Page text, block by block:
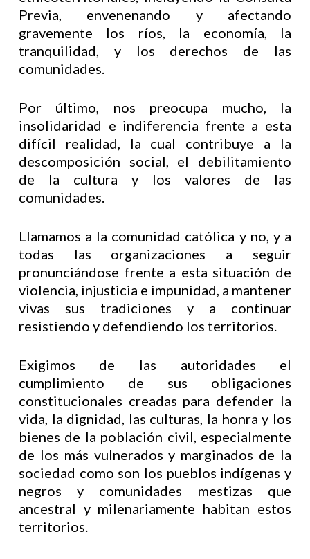
Previa, envenenando y afectando
gravemente los ríos, la economía, la
tranquilidad, y los derechos de las
comunidades.
Por último, nos preocupa mucho, la
insolidaridad e indiferencia frente a esta
difícil realidad, la cual contribuye a la
descomposición social, el debilitamiento
de la cultura y los valores de las
comunidades.
Llamamos a la comunidad católica y no, y a
todas las organizaciones a seguir
pronunciándose frente a esta situación de
violencia, injusticia e impunidad, a mantener
vivas sus tradiciones y a continuar
resistiendo y defendiendo los territorios.
Exigimos de las autoridades el
cumplimiento de sus obligaciones
constitucionales creadas para defender la
vida, la dignidad, las culturas, la honra y los
bienes de la población civil, especialmente
de los más vulnerados y marginados de la
sociedad como son los pueblos indígenas y
negros y comunidades mestizas que
ancestral y milenariamente habitan estos
territorios.